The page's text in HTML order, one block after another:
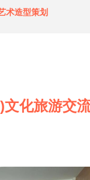
术造型策划
化旅游交